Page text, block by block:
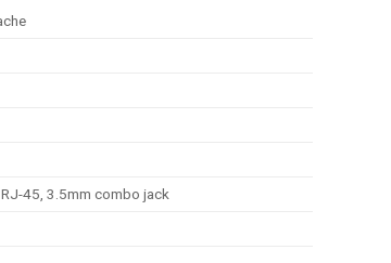
45, 3.5mm combo jack